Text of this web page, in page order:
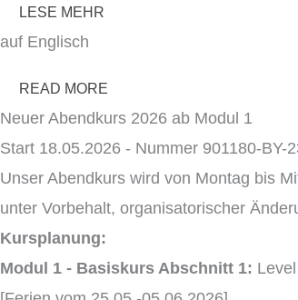
LESE MEHR
auf Englisch
READ MORE
Neuer Abendkurs 2026 ab Modul 1
Start 18.05.2026 - Nummer 901180-BY-
Unser Abendkurs wird von Montag bis
unter Vorbehalt, organisatorischer
Kursplanung:
Modul 1 - Basiskurs Abschnitt 1: